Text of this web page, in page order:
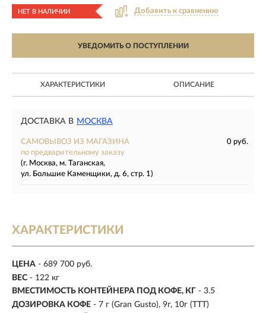
НЕТ В НАЛИЧИИ Добавить к сравнению
УВЕДОМИТЬ О ПОСТУПЛЕНИИ
ХАРАКТЕРИСТИКИ ОПИСАНИЕ
ДОСТАВКА В МОСКВА
САМОВЫВОЗ ИЗ МАГАЗИНА
0 руб.
по предварительному заказу
(г. Москва, м. Таганская,
ул. Большие Каменщики, д. 6, стр. 1)
ХАРАКТЕРИСТИКИ
ЦЕНА - 689 700 руб.
ВЕС - 122 кг
ВМЕСТИМОСТЬ КОНТЕЙНЕРА ПОД КОФЕ, КГ - 3.5
ДОЗИРОВКА КОФЕ - 7 г (Gran Gusto), 9г, 10г (ТТТ)